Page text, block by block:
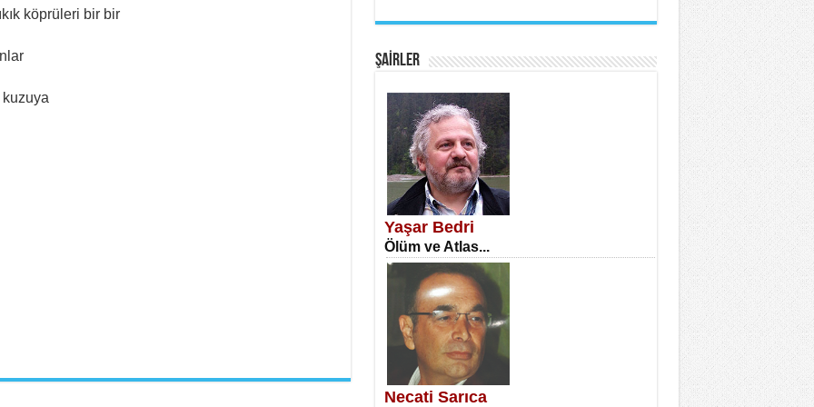
köprüleri bir bir
SATILMIŞ ÜMİT ÇETİNKAYA
Erkenlik...
NECLA DİLEK ARSLAN
Öğretmenler Günü Mahkemesi...
ŞAİRLER
Yaşar Bedri
Ölüm ve Atlas...
Necati Sarıca